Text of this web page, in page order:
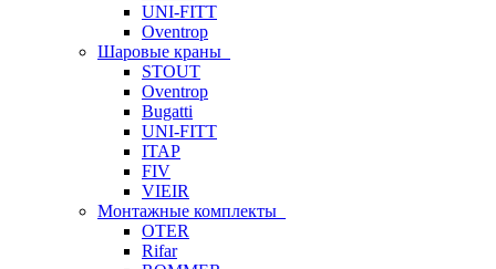
UNI-FITT
Oventrop
Шаровые краны
STOUT
Oventrop
Bugatti
UNI-FITT
ITAP
FIV
VIEIR
Монтажные комплекты
OTER
Rifar